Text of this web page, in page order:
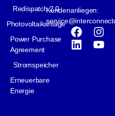
Redispatch 2.0
Photovoltaikanlage
Power Purchase
Agreement
Stromspeicher
Erneuerbare
Energie
Kundenanliegen: